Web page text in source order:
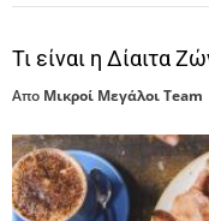
Τι είναι η Δίαιτα
Απο Μικροί Μεγάλοι Team